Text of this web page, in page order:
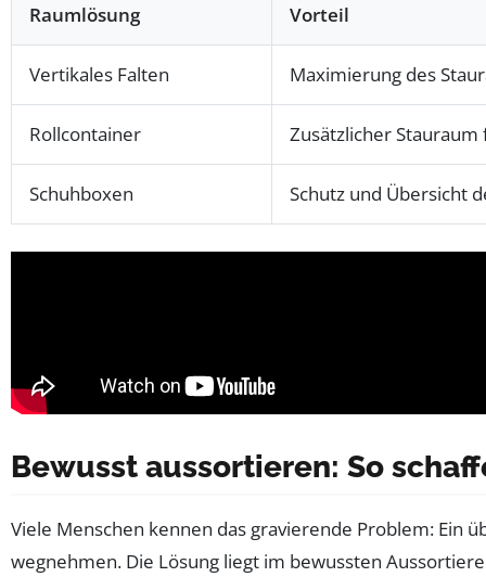
Raumlösung Vorteil
Vertikales Falten Maximierung des
Rollcontainer Zusätzlicher
Schuhboxen Schutz und Übersicht
Bewusst aussortieren: So
Viele Menschen kennen das gravierende Problem: Ein
wegnehmen. Die Lösung liegt im bewussten